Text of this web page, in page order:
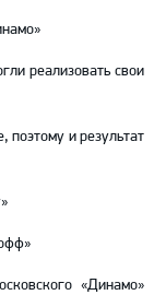
реализовать свои
и результат
«Динамо»